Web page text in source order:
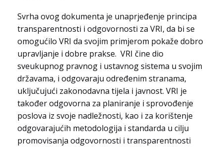
Svrha ovog dokumenta je unaprjeđenje principa
transparentnosti i odgovornosti za VRI, da bi se
omogućilo VRI da svojim primjerom pokaže dobro
upravljanje i dobre prakse. VRI čine dio
sveukupnog pravnog i ustavnog sistema u svojim
državama, i odgovaraju određenim stranama,
uključujući zakonodavna tijela i javnost. VRI je
također odgovorna za planiranje i sprovođenje
poslova iz svoje nadležnosti, kao i za korištenje
odgovarajućih metodologija i standarda u cilju
promovisanja odgovornosti i transparentnosti